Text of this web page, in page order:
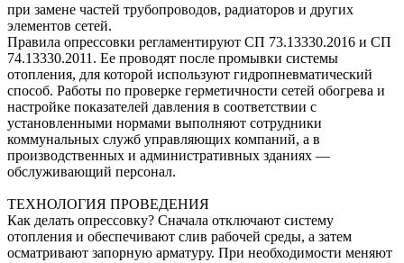
при замене частей трубопроводов, радиаторов и других
элементов сетей.
Правила опрессовки регламентируют СП 73.13330.2016 и СП
74.13330.2011. Ее проводят после промывки системы
отопления, для которой используют гидропневматический
способ. Работы по проверке герметичности сетей обогрева и
настройке показателей давления в соответствии с
установленными нормами выполняют сотрудники
коммунальных служб управляющих компаний, а в
производственных и административных зданиях —
обслуживающий персонал.
ТЕХНОЛОГИЯ ПРОВЕДЕНИЯ
Как делать опрессовку? Сначала отключают систему
отопления и обеспечивают слив рабочей среды, а затем
осматривают запорную арматуру. При необходимости меняют